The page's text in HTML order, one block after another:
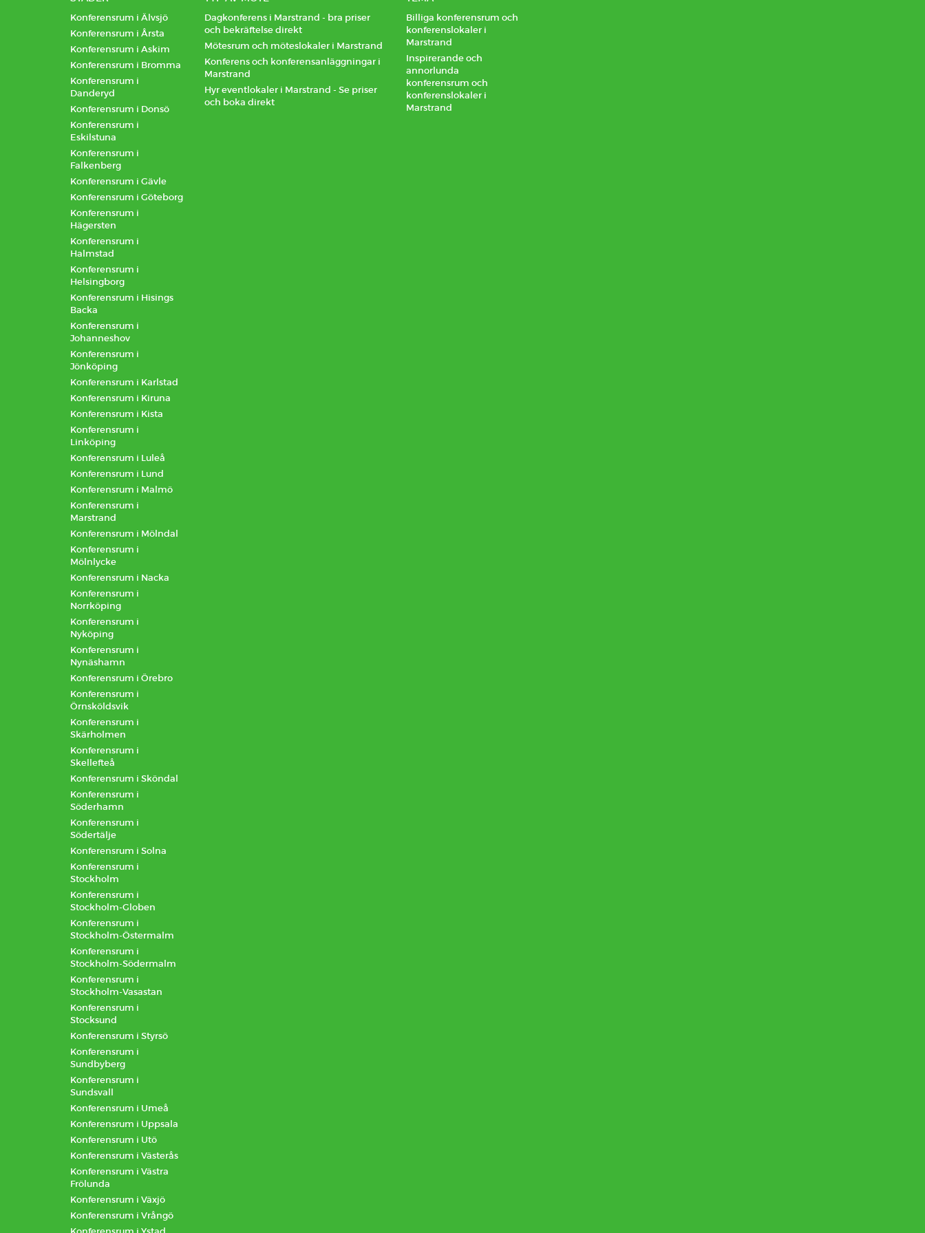
Konferensrum i Älvsjö
Konferensrum i Årsta
Konferensrum i Askim
Konferensrum i Bromma
Konferensrum i
Danderyd
Konferensrum i Donsö
Konferensrum i
Eskilstuna
Konferensrum i
Falkenberg
Konferensrum i Gävle
Konferensrum i Göteborg
Konferensrum i
Hägersten
Konferensrum i
Halmstad
Konferensrum i
Helsingborg
Konferensrum i Hisings
Backa
Konferensrum i
Johanneshov
Konferensrum i
Jönköping
Konferensrum i Karlstad
Konferensrum i Kiruna
Konferensrum i Kista
Konferensrum i
Linköping
Konferensrum i Luleå
Konferensrum i Lund
Konferensrum i Malmö
Konferensrum i
Marstrand
Konferensrum i Mölndal
Konferensrum i
Mölnlycke
Konferensrum i Nacka
Konferensrum i
Norrköping
Konferensrum i
Nyköping
Konferensrum i
Nynäshamn
Konferensrum i Örebro
Konferensrum i
Örnsköldsvik
Konferensrum i
Skärholmen
Konferensrum i
Skellefteå
Konferensrum i Sköndal
Konferensrum i
Söderhamn
Konferensrum i
Södertälje
Konferensrum i Solna
Konferensrum i
Stockholm
Konferensrum i
Stockholm-Globen
Konferensrum i
Stockholm-Östermalm
Konferensrum i
Stockholm-Södermalm
Konferensrum i
Stockholm-Vasastan
Konferensrum i
Stocksund
Konferensrum i Styrsö
Konferensrum i
Sundbyberg
Konferensrum i
Sundsvall
Konferensrum i Umeå
Konferensrum i Uppsala
Konferensrum i Utö
Konferensrum i Västerås
Konferensrum i Västra
Frölunda
Konferensrum i Växjö
Konferensrum i Vrångö
Dagkonferens i Marstrand - bra priser
och bekräftelse direkt
Mötesrum och möteslokaler i Marstrand
Konferens och konferensanläggningar i
Marstrand
Hyr eventlokaler i Marstrand - Se priser
och boka direkt
Billiga konferensrum och
konferenslokaler i
Marstrand
Inspirerande och
annorlunda
konferensrum och
konferenslokaler i
Marstrand